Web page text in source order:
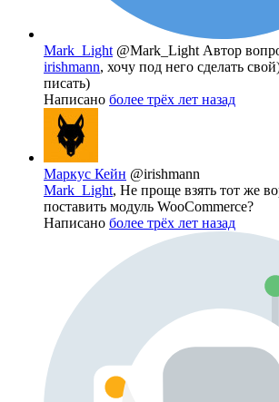
Mark_Light @Mark_Light Автор
irishmann, хочу под него сделать
писать)
Написано более трёх лет назад
Маркус Кейн @irishmann
Mark_Light, Не проще взять тот же
поставить модуль WooCommerce?
Написано более трёх лет назад